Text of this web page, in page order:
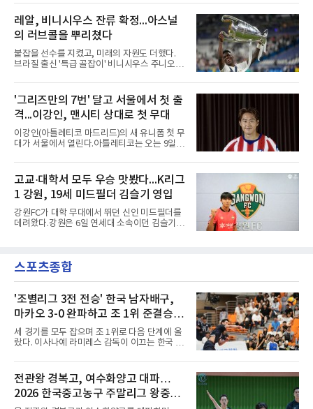
독을 1순위 후보로 정하고 검증한 과정, 이사회
의 최종 승인 경위를 살
다고 밝혔다. 한 번에 다섯 명과 계약한 것은 구
단 역사상 처음으로, 3학년 김강준·신지섭·이서
현·정현웅과 2학년 정하원이 대상이다.오산고의
성적이 배경이 됐다. 올 시즌 백운기 전국 고등학
교 축구대회와 코리아풋볼파크 U-18 챔피언스
컵, K리그 U-17 챔피언십을 잇달아 제패했다.시
기도 맞물렸다. 서울은 9월 시작하는 아시아축
무대 경험을 주려 했다.면면도 다양하다. 측면 공
격수 정현웅은 돌파력이
레알, 비니시우스 잔류 확정...아스널
의 러브콜을 뿌리쳤다
붙잡을 선수를 지켰고, 미래의 자원도 더했다.
브라질 출신 '특급 골잡이' 비니시우스 주니오르
이어간다.스페인 프로축구 프리메라리가 '거함'
레알 마드리드는 7일(한국시간) 비니시우스와
2032년 6월 30일까지 유효한 6년 연장 계약에
합의했다고 공식 발표했다. 비니시우스는 재계
약 확정 후 사회관계망서비스(SNS)에 베르나베
우에서의 8년은 너무 짧다며, 앞으로 6년, 그리
고 영원히 함께하겠다고 애정을 드러냈다.성사
관심을 받았는데, 18개월간 이어진 재계약 협상
이 한때 교착됐기 때문이다. 그러
'그리즈만의 7번' 달고 서울에서 첫 출
격...이강인, 맨시티 상대로 첫 무대
이강인(아틀레티코 마드리드)의 새 유니폼 첫 무
대가 서울에서 열린다.아틀레티코는 오는 9일
와 2026 쿠팡플레이 시리즈 친선 경기를 치른다.
구단 소집 명단에 이강인이 포함되면서 변수가
없는 한 그의 첫 출격은 서울이 된다.등번호부터
무게가 실렸다. 이강인은 첫 경기부터 7번을 단
다. 2010년대 팀의 전성기를 이끈 앙투안 그리즈
만이 달았던 번호다.합류 과정은 순탄치 않았다.
스페인으로 건너가려던 그는 병역 특례 행정 절
짧게 호흡을 맞춰 경기에 나선다.역할도 관심사
다. 유려한 탈압박과
고교·대학서 모두 우승 맛봤다...K리그
1 강원, 19세 미드필더 김슬기 영입
강원FC가 대학 무대에서 뛰던 신인 미드필더를
데려왔다.강원은 6일 연세대 소속이던 김슬기
리그와 추계전국고등대회 우승에 기여했고, 올
해 연세대 진학 후에는 춘계한산대첩기대학대회
표팀 훈련에도 소집됐다.김슬기는 입단하게 돼
기쁘고 영광이라며 프로 무대에서도 성장해 팀
에 꼭 필요한 선수가 되겠다고 각오를 밝혔다.
스포츠종합
'조별리그 3전 전승' 한국 남자배구,
마카오 3-0 완파하고 조 1위 준결승
진출
세 경기를 모두 잡으며 조 1위로 다음 단계에 올
랐다. 이사나예 라미레스 감독이 이끄는 한국 남
아남자선수권대회 조별리그를 3연승으로 마무
리했다.대표팀은 7일 몽골 울란바타르 AVA 아레
나에서 열린 대회 B조 조별리그 3차전에서 마카
오(119위)를 세트 점수 3-0(25-18 25-16 25-15)
으로 제압했다. 일본과 대만에 이어 마카오까지
전관왕 경복고, 여수화양고 대파…
2026 한국중고농구 주말리그 왕중왕